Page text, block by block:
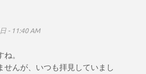
- 11:40 AM
。
せんが、いつも拝見していまし